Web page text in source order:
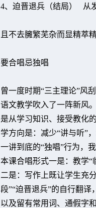
4、迫晋退兵（结局）
且不去臃繁芜杂而显精萃
要合唱忌独唱
曾一度时期“三主理论”风
语文教学吹入了一阵新风
是从学习知识、接受教化
学方向是：减少“讲与听”
一讲到底的“独唱”行为，
本课合唱形式一是：教学“
二是：写作上既让学生充
段”“迫晋退兵”的自行翻
以及留有常用词、通假字